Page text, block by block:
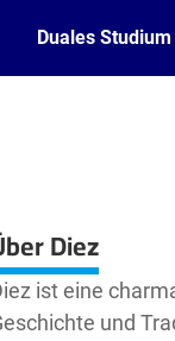
Duales Studium
Diez
ist eine
und